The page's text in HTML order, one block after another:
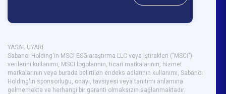
YASAL UYARI
Sabancı Holding'in MSCI ESG araştırma LLC veya iştirakleri ("MSCI")
verilerini kullanımı, MSCI logolarının, ticari markalarının, hizmet
markalarının veya burada belirtilen endeks adlarının kullanımı, Sabancı
Holding'in sponsorluğu, onayı, tavsiyesi veya tanıtımı anlamına
gelmemekte ve herhangi bir garanti olmaksızın sağlanmaktadır.